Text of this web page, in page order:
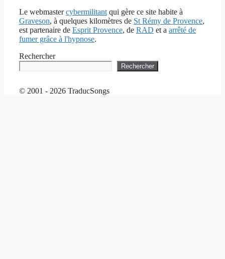
Le webmastercybermilitant qui gère ce site habite à
Graveson, à quelques kilomètres de St Rémy de Provence,
est partenaire de Esprit Provence, de RAD et a arrêté de
fumer grâce à l'hypnose.
Rechercher
Rechercher
© 2001 - 2026 TraducSongs